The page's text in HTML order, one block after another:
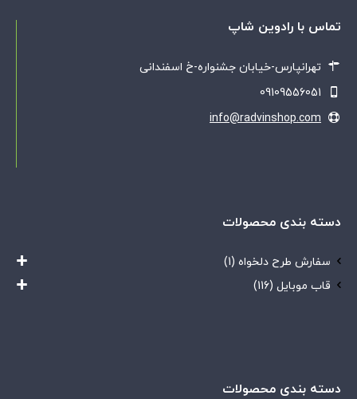
تماس با رادوین شاپ
تهرانپارس-خیابان جشنواره-خ اسفندانی
09109556051
info@radvinshop.com
دسته بندی محصولات
سفارش طرح دلخواه (1)
قاب موبایل (116)
دسته بندی محصولات